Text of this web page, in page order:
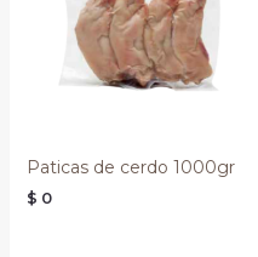
Paticas de cerdo 1000gr
$ 0